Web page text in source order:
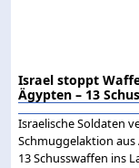
Israel stoppt
Ägypten – 13
Israelische Soldaten
Schmuggelaktion
13 Schusswaffen ins